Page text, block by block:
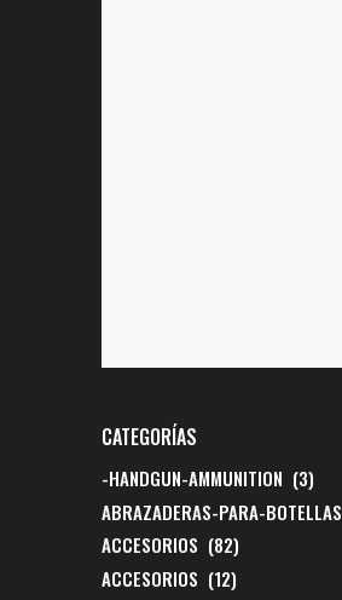
CATEGORÍAS
-HANDGUN-AMMUNITION (3)
ABRAZADERAS-PARA-BOTELLAS
ACCESORIOS (82)
ACCESORIOS (12)